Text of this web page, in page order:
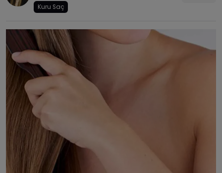
Kuru Saç